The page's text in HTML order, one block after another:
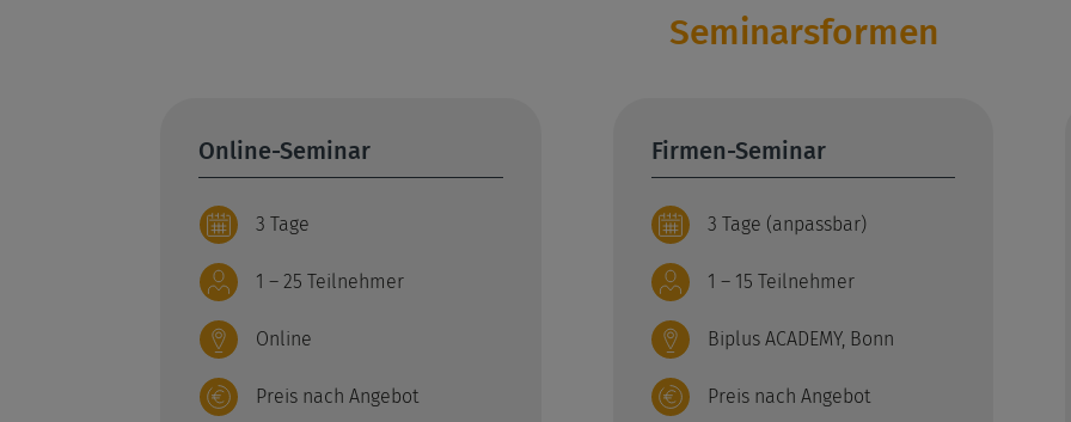
Seminarsformen
Online-Seminar
3 Tage
1 – 25 Teilnehmer
Online
Preis nach Angebot
Firmen-Seminar
3 Tage (anpassbar)
1 – 15 Teilnehmer
Biplus ACADEMY, Bonn
Preis nach Angebot